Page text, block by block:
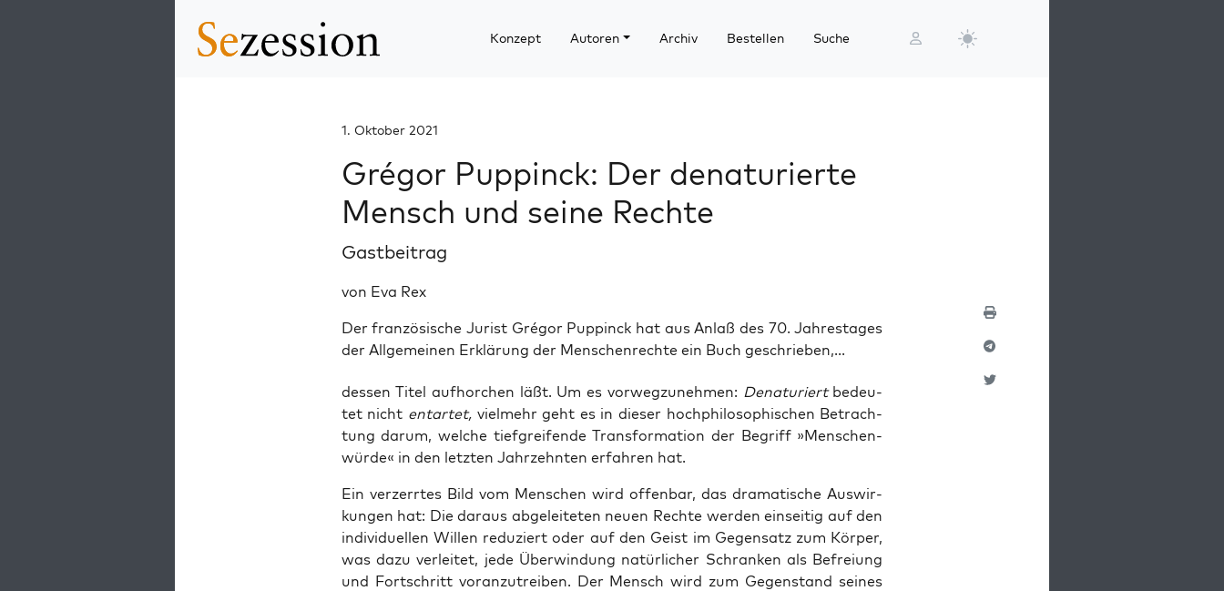
Konzept Autoren Archiv Bestellen Suche
1. Oktober 2021
Grégor Puppinck: Der denaturierte
Mensch und seine Rechte
Gastbeitrag
von Eva Rex
Der französische Jurist Grégor Puppinck hat aus Anlaß des 70. Jahrestages
der Allgemeinen Erklärung der Menschenrechte ein Buch geschrieben,...
des­sen Titel auf­hor­chen läßt. Um es vor­weg­zu­neh­men: Dena­tu­riertbedeu­
tet nicht ent­ar­tet, viel­mehr geht es in die­ser hoch­phi­lo­so­phi­schen Betrach­
tung dar­um, wel­che tief­grei­fen­de Trans­for­ma­ti­on der Begriff »Men­schen­
wür­de« in den letz­ten Jahr­zehn­ten erfah­ren hat.
Ein ver­zerr­tes Bild vom Men­schen wird offen­bar, das dra­ma­ti­sche Aus­wir­
kun­gen hat: Die dar­aus abge­lei­te­ten neu­en Rech­te wer­den ein­sei­tig auf den
indi­vi­du­el­len Wil­len redu­ziert oder auf den Geist im Gegen­satz zum Kör­per,
was dazu ver­lei­tet, jede Über­win­dung natür­li­cher Schran­ken als Befrei­ung
und Fort­schritt vor­an­zu­trei­ben. Der Mensch wird zum Gegen­stand sei­nes